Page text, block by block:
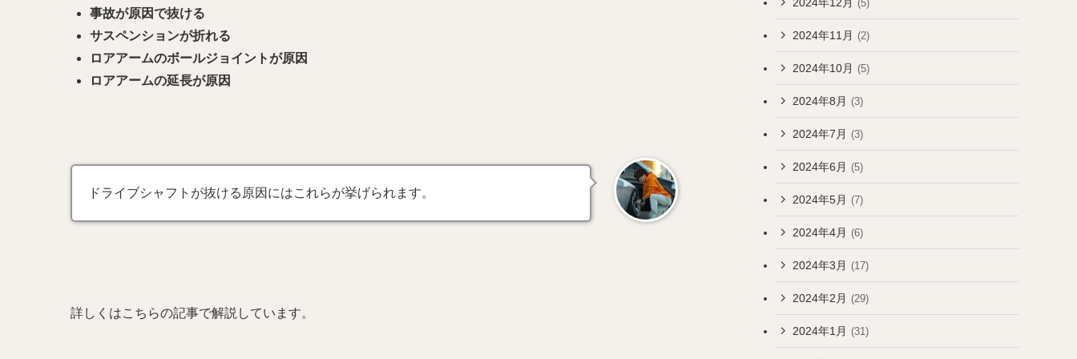
事故が原因で抜ける
サスペンションが折れる
ロアアームのボールジョイントが原因
ロアアームの延長が原因
ドライブシャフトが抜ける原因にはこれらが挙げられます。
詳しくはこちらの記事で解説しています。
(5)
2024年11月 (2)
2024年10月 (5)
2024年8月 (3)
2024年7月 (3)
2024年6月 (5)
2024年5月 (7)
2024年4月 (6)
2024年3月 (17)
2024年2月 (29)
2024年1月 (31)